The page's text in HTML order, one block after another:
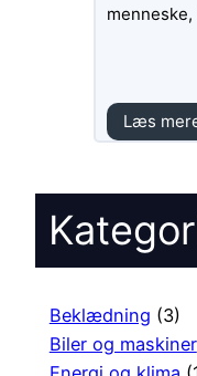
Beklædning (3)
Biler og maskiner
Læs